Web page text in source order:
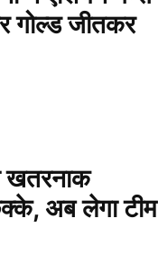
गोल्ड जीतकर
खतरनाक
अब लेगा टीम